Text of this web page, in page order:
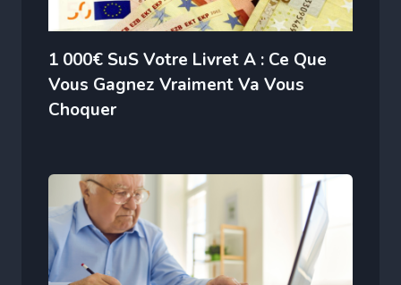
1 000€ SuS Votre Livret A : Ce Que
Vous Gagnez Vraiment Va Vous
Choquer